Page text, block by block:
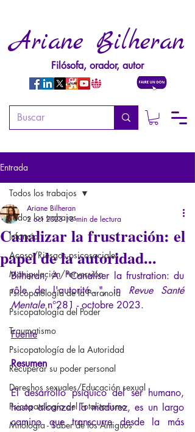
Ariane Bilheran
Filósofa, orador, autor
Entrada
Todos los trabajos
Infancia
Acoso/Riesgos psicosociales
Manipulación/Perversión
Psicopatología de la Paranoia
Psicopatología del Poder
Traumatismo
Psicopatología de la Autoridad
Recuperar su poder personal
Derechos sexuales/Educación sexual
Psicopatología del Totalitarismo
Mitología - Saber de los Antiguos
Todos los trabajos
Canalizar la frustración: el
papel de la autoridad...
Ariane Bilheran
2 oct 2023 18 min de lectura
Bilheran, A. "Canaliser la frustration: du
rôle de l'autorité...", in Revue Santé
Mentale n°281 - octobre 2023.
Fuente
Resumen
El desarrollo psíquico del ser humano,
hasta alcanzar la madurez, es un largo
camino que transcurre desde la más